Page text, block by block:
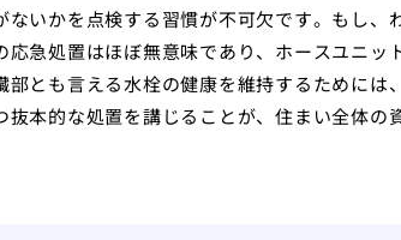
ないかを点検する習慣が不可欠です。もし、
急処置はほぼ無意味であり、ホースユニッ
とも言える水栓の健康を維持するためには
本的な処置を講じることが、住まい全体の